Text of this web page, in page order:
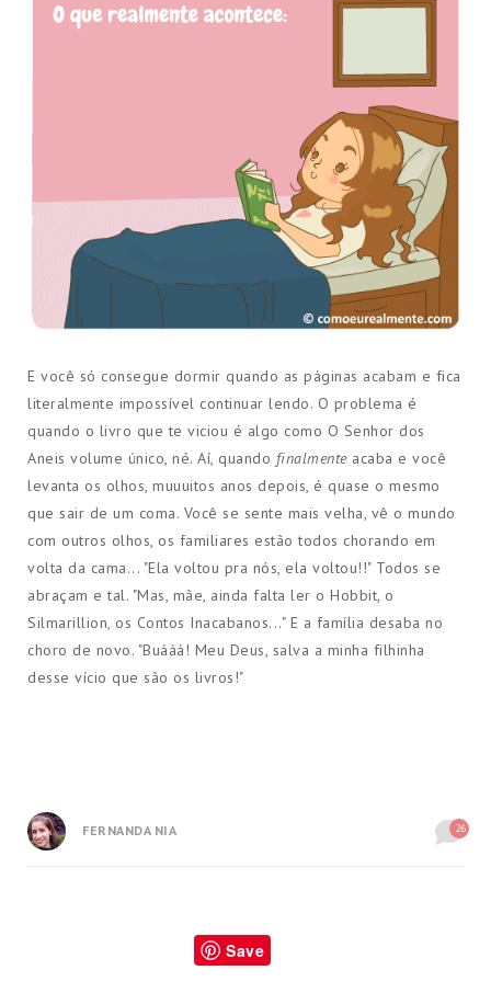
E você só consegue dormir quando as páginas acabam e fica
literalmente impossível continuar lendo. O problema é
quando o livro que te viciou é algo como O Senhor dos
Aneis volume único, né. Aí, quando finalmente acaba e você
levanta os olhos, muuuitos anos depois, é quase o mesmo
que sair de um coma. Você se sente mais velha, vê o mundo
com outros olhos, os familiares estão todos chorando em
volta da cama... "Ela voltou pra nós, ela voltou!!" Todos se
abraçam e tal. "Mas, mãe, ainda falta ler o Hobbit, o
Silmarillion, os Contos Inacabanos..." E a família desaba no
choro de novo. "Buááá! Meu Deus, salva a minha filhinha
desse vício que são os livros!"
FERNANDA NIA 26
Save